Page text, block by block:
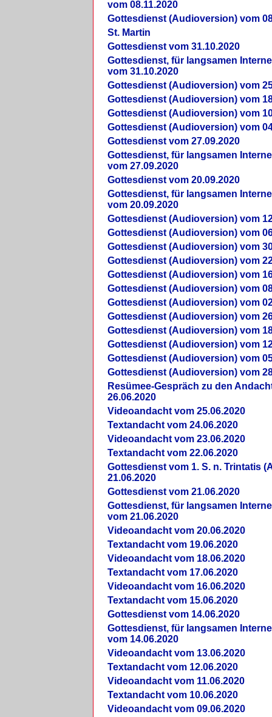
vom 08.11.2020
Gottesdienst (Audioversion) vom
St. Martin
Gottesdienst vom 31.10.2020
Gottesdienst, für langsamen
vom 31.10.2020
Gottesdienst (Audioversion) vom
Gottesdienst (Audioversion) vom
Gottesdienst (Audioversion) vom
Gottesdienst (Audioversion) vom
Gottesdienst vom 27.09.2020
Gottesdienst, für langsamen
vom 27.09.2020
Gottesdienst vom 20.09.2020
Gottesdienst, für langsamen
vom 20.09.2020
Gottesdienst (Audioversion) vom
Gottesdienst (Audioversion) vom
Gottesdienst (Audioversion) vom
Gottesdienst (Audioversion) vom
Gottesdienst (Audioversion) vom
Gottesdienst (Audioversion) vom
Gottesdienst (Audioversion) vom
Gottesdienst (Audioversion) vom
Gottesdienst (Audioversion) vom
Gottesdienst (Audioversion) vom
Gottesdienst (Audioversion) vom
Gottesdienst (Audioversion) vom
Re­sü­mee-Gespräch zu den
26.06.2020
Videoandacht vom 25.06.2020
Textandacht vom 24.06.2020
Videoandacht vom 23.06.2020
Textandacht vom 22.06.2020
Gottesdienst vom 1. S. n. Trintatis
21.06.2020
Gottesdienst vom 21.06.2020
Gottesdienst, für langsamen
vom 21.06.2020
Videoandacht vom 20.06.2020
Textandacht vom 19.06.2020
Videoandacht vom 18.06.2020
Textandacht vom 17.06.2020
Videoandacht vom 16.06.2020
Textandacht vom 15.06.2020
Gottesdienst vom 14.06.2020
Gottesdienst, für langsamen
vom 14.06.2020
Videoandacht vom 13.06.2020
Textandacht vom 12.06.2020
Videoandacht vom 11.06.2020
Textandacht vom 10.06.2020
Videoandacht vom 09.06.2020